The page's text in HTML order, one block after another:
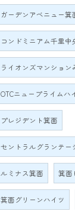
ガーデンアベニュー箕
コンドミニアム千里中
ライオンズマンション
OTCニュープライムハ
プレジデント箕面
セントラルグランテー
ルミナス箕面 箕面
箕面グリーンハイツ